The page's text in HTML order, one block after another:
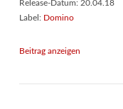
Release-Datum: 20.04.18
Label: Domino
Beitrag anzeigen